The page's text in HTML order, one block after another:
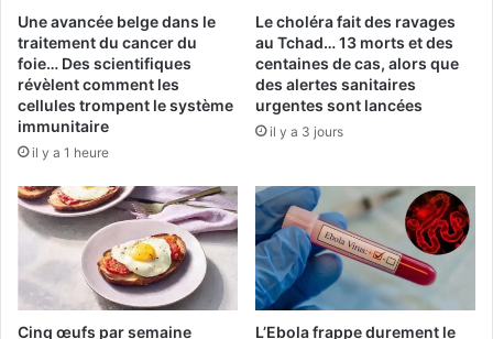
Une avancée belge dans le
traitement du cancer du
foie… Des scientifiques
révèlent comment les
cellules trompent le système
immunitaire
il y a 1 heure
Le choléra fait des ravages
au Tchad… 13 morts et des
centaines de cas, alors que
des alertes sanitaires
urgentes sont lancées
il y a 3 jours
Cinq œufs par semaine
L’Ebola frappe durement le